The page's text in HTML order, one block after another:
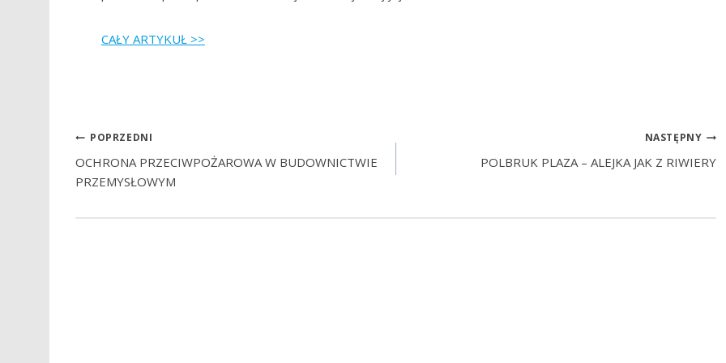
CAŁY ARTYKUŁ >>
POPRZEDNI
OCHRONA PRZECIWPOŻAROWA W BUDOWNICTWIE
PRZEMYSŁOWYM
NASTĘPNY
POLBRUK PLAZA – ALEJKA JAK Z RIWIERY